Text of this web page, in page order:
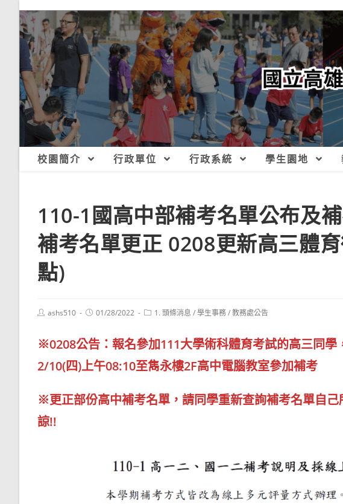
校園簡介 行政單位 行政系統 學生園地
110-1國高中部補考名單公布及
補考名單更正 0208更新高三體
點)
Postashs510
Post01/28/2022
Post1. 頭條消息 /學生事務/教務處公告
※0208公告：報名參加111大學術科體育考試的高三同
2/10(四)上午08:10至雋永樓2F高中電腦教室參加補考
※更正部份高中補考名單，請同學重新查詢補考名單自
諒!!